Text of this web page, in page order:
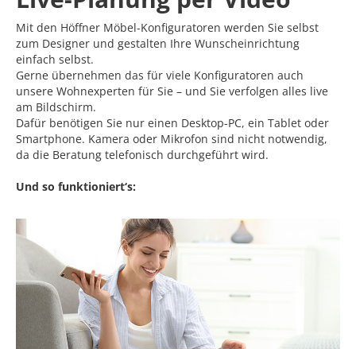
Mit den Höffner Möbel-Konfiguratoren werden Sie selbst
zum Designer und gestalten Ihre Wunscheinrichtung
einfach selbst.
Gerne übernehmen das für viele Konfiguratoren auch
unsere Wohnexperten für Sie – und Sie verfolgen alles live
am Bildschirm.
Dafür benötigen Sie nur einen Desktop-PC, ein Tablet oder
Smartphone. Kamera oder Mikrofon sind nicht notwendig,
da die Beratung telefonisch durchgeführt wird.
Und so funktioniert‘s: